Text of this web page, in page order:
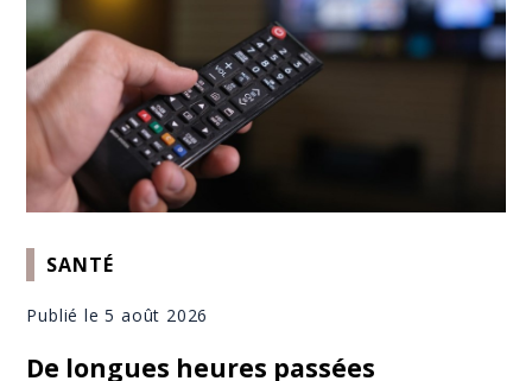
SANTÉ
Publié le 5 août 2026
De longues heures passées